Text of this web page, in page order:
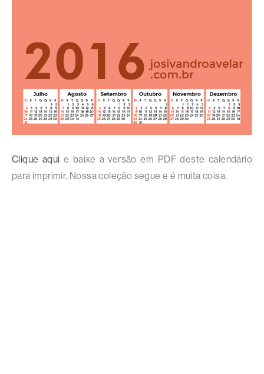
Clique aqui e baixe a versão em PDF deste calendário
para imprimir. Nossa coleção segue e é muita coisa.